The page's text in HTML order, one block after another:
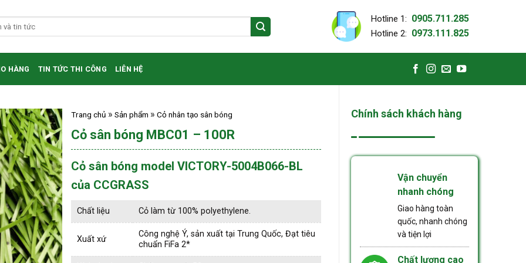
Hotline 1: 0905.711.285
Hotline 2: 0973.111.825
HÀNG TIN TỨC THI CÔNG LIÊN HỆ
Chính sách khách hàng
Vận chuyển
nhanh chóng
Giao hàng toàn
quốc, nhanh chóng
và tiện lợi
Chất lượng cao
Trang chủ Sản phẩm Cỏ nhân tạo sân bóng
Cỏ sân bóng MBC01 – 100R
Cỏ sân bóng model VICTORY-5004B066-BL
của CCGRASS
Chất liệu Cỏ làm từ 100% polyethylene.
Xuất xứ
Công nghệ Ý, sản xuất tại Trung Quốc, Đạt tiêu
chuẩn FiFa 2*